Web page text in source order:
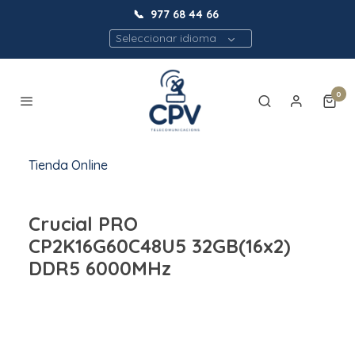
📞 977 68 44 66
Seleccionar idioma
0
Tienda Online
Crucial PRO
CP2K16G60C48U5 32GB(16x2)
DDR5 6000MHz